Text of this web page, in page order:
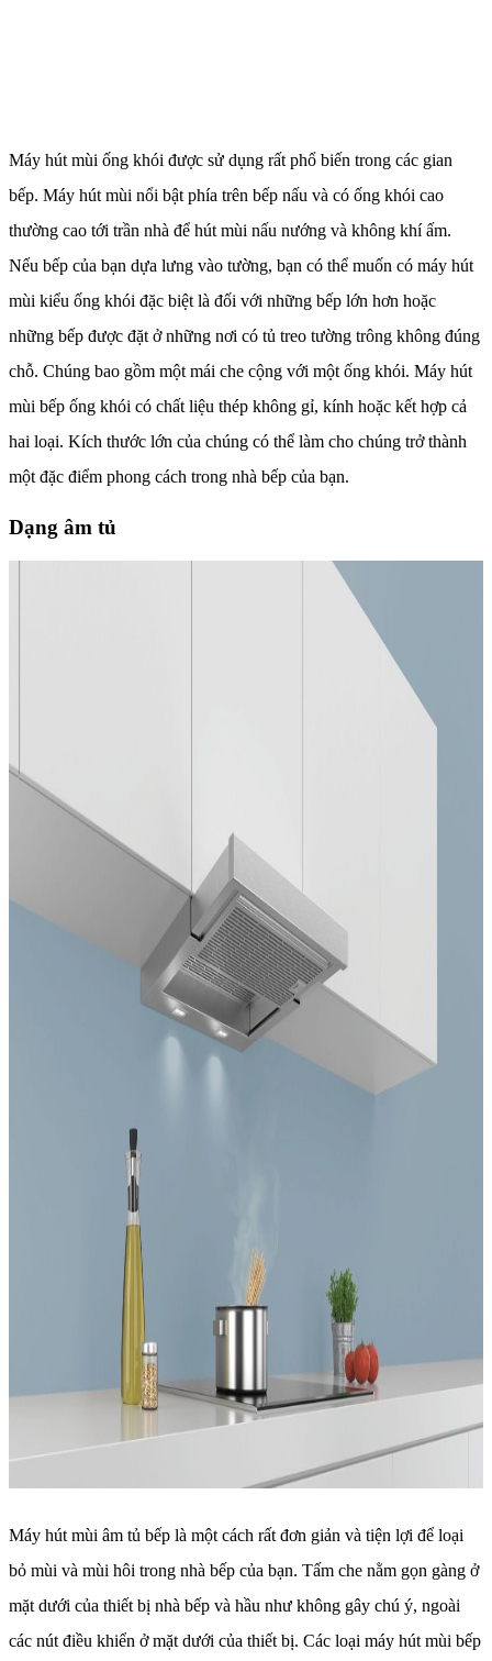
Máy hút mùi ống khói được sử dụng rất phổ biến trong các gian
bếp. Máy hút mùi nổi bật phía trên bếp nấu và có ống khói cao
thường cao tới trần nhà để hút mùi nấu nướng và không khí ấm.
Nếu bếp của bạn dựa lưng vào tường, bạn có thể muốn có máy hút
mùi kiểu ống khói đặc biệt là đối với những bếp lớn hơn hoặc
những bếp được đặt ở những nơi có tủ treo tường trông không đúng
chỗ. Chúng bao gồm một mái che cộng với một ống khói. Máy hút
mùi bếp ống khói có chất liệu thép không gỉ, kính hoặc kết hợp cả
hai loại. Kích thước lớn của chúng có thể làm cho chúng trở thành
một đặc điểm phong cách trong nhà bếp của bạn.
Dạng âm tủ
Máy hút mùi âm tủ bếp là một cách rất đơn giản và tiện lợi để loại
bỏ mùi và mùi hôi trong nhà bếp của bạn. Tấm che nằm gọn gàng ở
mặt dưới của thiết bị nhà bếp và hầu như không gây chú ý, ngoài
các nút điều khiển ở mặt dưới của thiết bị. Các loại máy hút mùi bếp